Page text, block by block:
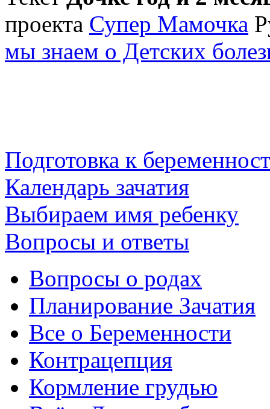
проекта Супер Мамочка
мы знаем о Детских
Подготовка к
Календарь зачатия
Выбираем имя ребенку
Вопросы и ответы
Вопросы о родах
Планирование Зачатия
Все о Беременности
Контрацепция
Кормление грудью